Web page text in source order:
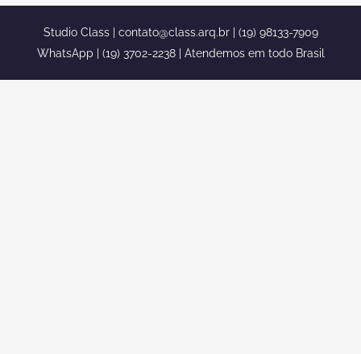
Studio Class | contato@class.arq.br| (19) 98133-7909
WhatsApp | (19) 3702-2238 | Atendemos em todo Brasil